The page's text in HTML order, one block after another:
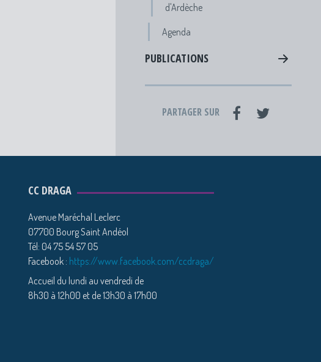
d'Ardèche
Agenda
PUBLICATIONS
PARTAGER SUR
CC DRAGA
Avenue Maréchal Leclerc
07700 Bourg Saint Andéol
Tél: 04 75 54 57 05
Facebook : https://www.facebook.com/ccdraga/
Accueil du lundi au vendredi de
8h30 à 12h00 et de 13h30 à 17h00